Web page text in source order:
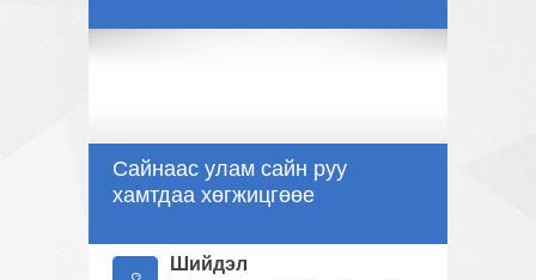
Сайнаас улам сайн руу
хамтдаа хөгжицгөөе
Шийдэл